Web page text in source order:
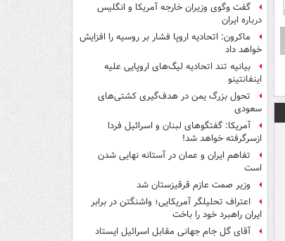
گفت وگوی وزیران خارجه آمریکا و انگلیس
درباره ایران
ماکرون: اتحادیه اروپا فشار بر روسیه را افزایش
خواهد داد
بیانیه تند اتحادیه لیگ‌های اروپایی علیه
اینفانتینو
تحول بزرگ یمن در هدف‌گیری کشتی‌های
سعودی
آمریکا: گفتگوهای لبنان و اسرائیل فردا
ازسرگرفته خواهد شد!
تفاهم ایران و عمان در آستانه نهایی شدن
است
وزیر صمت عازم قرقیزستان شد
اعتراف تحلیلگر آمریکایی؛ واشنگتن در برابر
ایران راهبرد خود را باخت
آقای گل جام جهانی مقابل اسرائیل ایستاد